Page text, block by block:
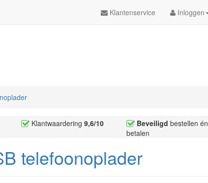
Klantenservice Inloggen
Klantwaardering 9,6/10 Beveiligd bestellen én
betalen
telefoonoplader